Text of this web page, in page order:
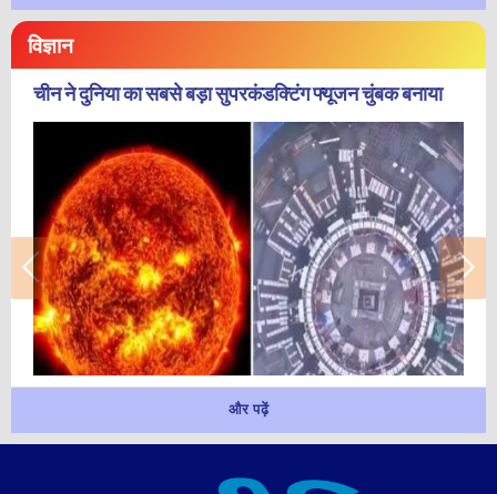
विज्ञान
चीन ने दुनिया का सबसे बड़ा सुपरकंडक्टिंग फ्यूजन चुंबक बनाया
और पढ़ें